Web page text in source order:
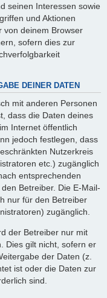
seinen Interessen sowie
und Aktionen
von deinem Browser
sofern dies zur
DEINER DATEN
mit anderen Personen
dass die Daten deines
Internet öffentlich
jedoch festlegen, dass
Nutzerkreis
etc.) zugänglich
entsprechenden
Betreiber. Die E-Mail-
nur für den Betreiber
zugänglich.
der Betreiber nur mit
Dies gilt nicht, sofern er
der Daten (z.
ist oder die Daten zur
sind.